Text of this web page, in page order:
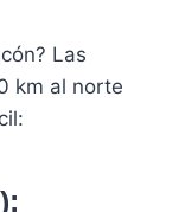
Las
km al norte